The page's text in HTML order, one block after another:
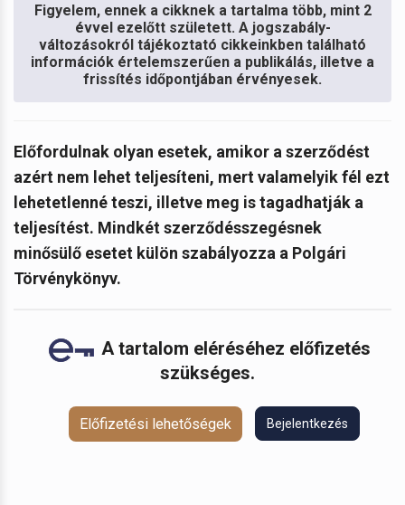
Figyelem, ennek a cikknek a tartalma több, mint 2
évvel ezelőtt született. A jogszabály-
változásokról tájékoztató cikkeinkben található
információk értelemszerűen a publikálás, illetve a
frissítés időpontjában érvényesek.
Előfordulnak olyan esetek, amikor a szerződést
azért nem lehet teljesíteni, mert valamelyik fél ezt
lehetetlenné teszi, illetve meg is tagadhatják a
teljesítést. Mindkét szerződésszegésnek
minősülő esetet külön szabályozza a Polgári
Törvénykönyv.
A tartalom eléréséhez előfizetés
szükséges.
Előfizetési lehetőségek Bejelentkezés